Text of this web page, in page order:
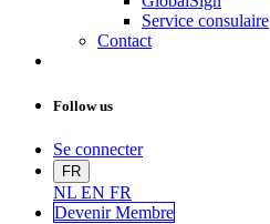
Service consulaire
Contact
Follow us
Se connecter
FR
NL EN FR
Devenir Membre